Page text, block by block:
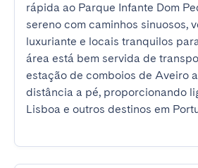
rápida ao Parque Infante Dom
sereno com caminhos sinuosos,
luxuriante e locais tranquilos
área está bem servida de
estação de comboios de Aveiro
distância a pé, proporcionando
Lisboa e outros destinos em